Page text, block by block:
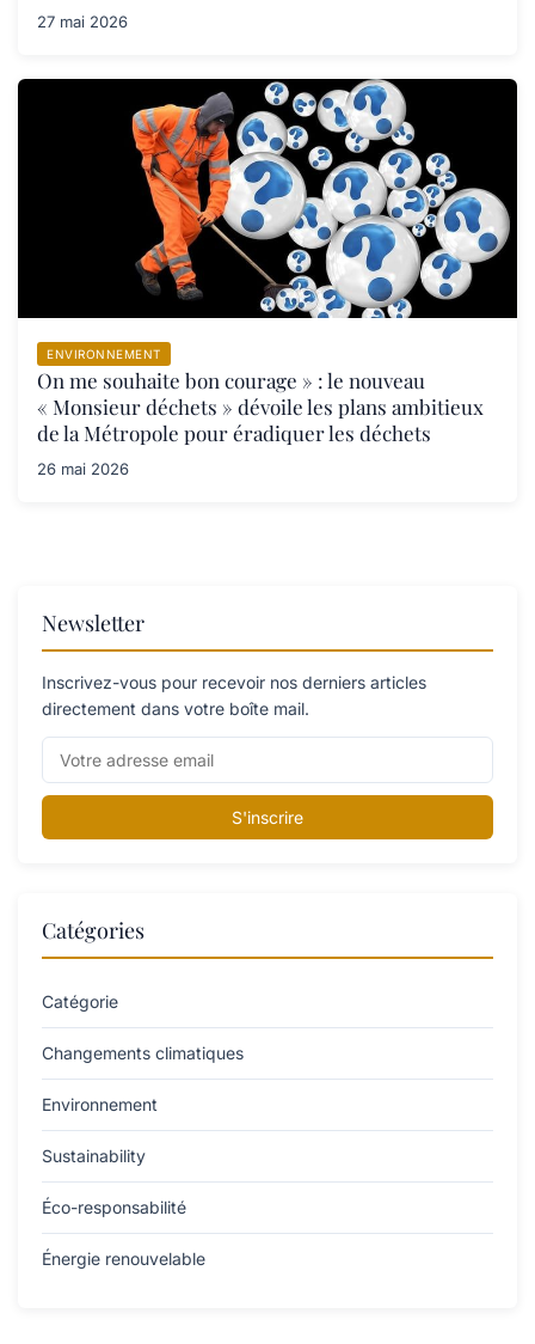
27 mai 2026
ENVIRONNEMENT
On me souhaite bon courage » : le nouveau
« Monsieur déchets » dévoile les plans ambitieux
de la Métropole pour éradiquer les déchets
26 mai 2026
Newsletter
Inscrivez-vous pour recevoir nos derniers articles
directement dans votre boîte mail.
S'inscrire
Catégories
Catégorie
Changements climatiques
Environnement
Sustainability
Éco-responsabilité
Énergie renouvelable